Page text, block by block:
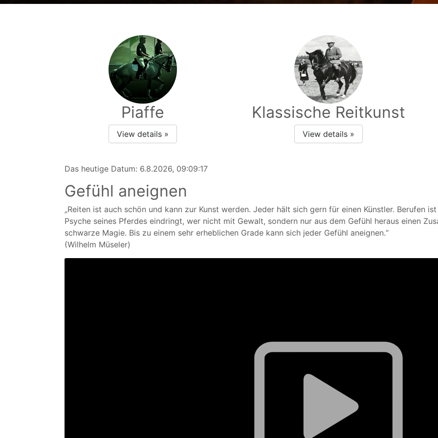
Piaffe
View details »
Klassische Reitkunst
View details »
Das heutige Datum: 6.8.2026, 09:09:17
Gefühl aneignen
„Reiten ist auch schön und kann zur Kunst werden. Jeder hält sich gern für einen Künstler. Berufen
Psyche seines Pferdes eindringt, wer nicht mit Gewalt, sondern nur aus dem Gefühl heraus einen
schwarze Magie. Bis zu einem sehr erheblichen Grade kann sich jeder Gefühl aneignen.“
(Wilhelm Müseler)